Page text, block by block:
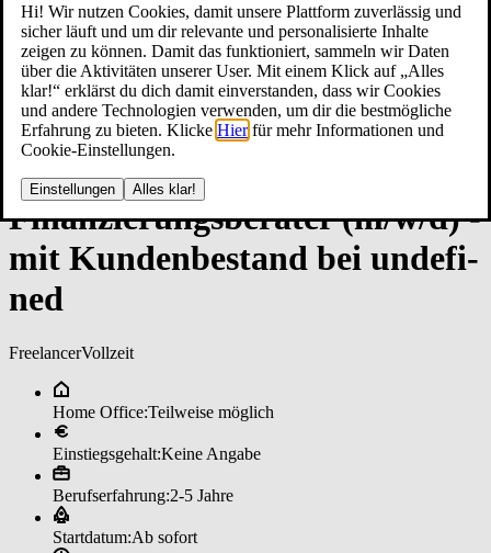
Hi! Wir nutzen Cookies, damit unsere Plattform zuverlässig und
sicher läuft und um dir relevante und personalisierte Inhalte
zeigen zu können. Damit das funktioniert, sammeln wir Daten
über die Aktivitäten unserer User. Mit einem Klick auf „Alles
klar!“ erklärst du dich damit einverstanden, dass wir Cookies
und andere Technologien verwenden, um dir die bestmögliche
Erfahrung zu bieten. Klicke Hier für mehr Informationen und
Cookie-Einstellungen.
Einstellungen Alles klar!
Fi­nan­zie­rungs­be­ra­ter (m/w/d) ­
mit Kun­den­be­stan­d bei un­de­fi­
ned
FreelancerVollzeit
Home Office:Teilweise möglich
Einstiegsgehalt:Keine Angabe
Berufserfahrung:2-5 Jahre
Startdatum:Ab sofort